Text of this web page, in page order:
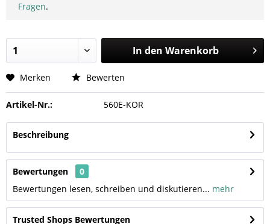
Fragen.
In den Warenkorb
Merken Bewerten
Artikel-Nr.: 560E-KOR
Beschreibung
Bewertungen
0
Bewertungen lesen, schreiben und diskutieren... mehr
Trusted Shops Bewertungen